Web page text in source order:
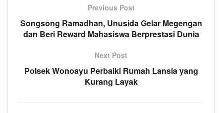
Previous Post
Songsong Ramadhan, Unusida Gelar Megengan
dan Beri Reward Mahasiswa Berprestasi Dunia
Next Post
Polsek Wonoayu Perbaiki Rumah Lansia yang
Kurang Layak